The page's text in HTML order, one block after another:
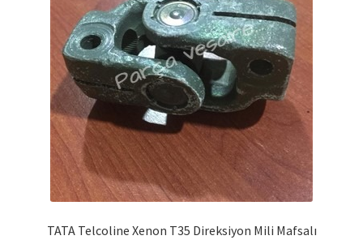
TATA Telcoline Xenon T35 Direksiyon Mili Mafsalı